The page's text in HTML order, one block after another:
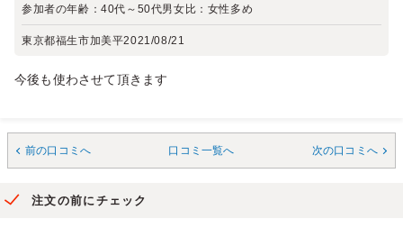
参加者の年齢：40代～50代男女比： 女性多め
東京都福生市加美平2021/08/21
今後も使わさせて頂きます
前の口コミへ 口コミ一覧へ 次の口コミへ
注文の前にチェック